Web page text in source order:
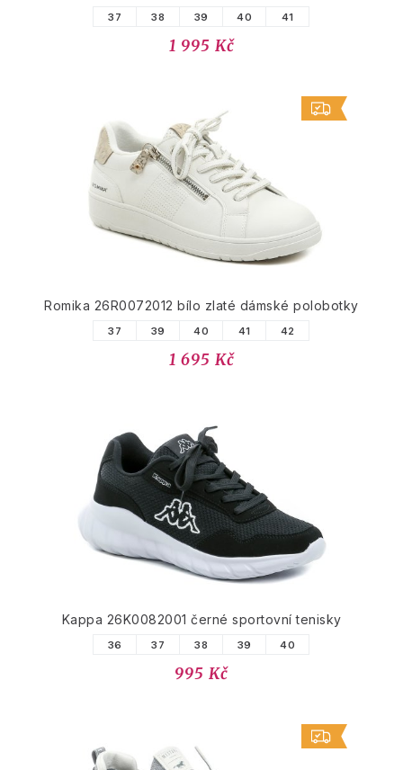
37 38 39 40 41
1 995 Kč
Romika 26R0072012 bílo zlaté dámské polobotky
37 39 40 41 42
1 695 Kč
Kappa 26K0082001 černé sportovní tenisky
36 37 38 39 40
995 Kč